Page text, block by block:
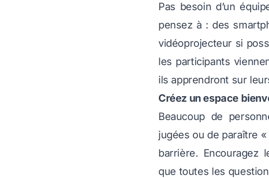
Pas besoin d’un
pensez à : des
vidéoprojecteur si
les participants
ils apprendront sur
Créez un espace
Beaucoup de
jugées ou de paraître
barrière. Encouragez
que toutes les